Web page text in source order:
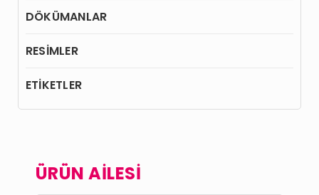
DÖKÜMANLAR
RESİMLER
ETİKETLER
ÜRÜN AİLESİ